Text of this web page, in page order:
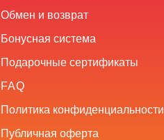
Обмен и возврат
Политика конфиденциальности
Публичная оферта
FAQ
Подарочные сертификаты
Бонусная система